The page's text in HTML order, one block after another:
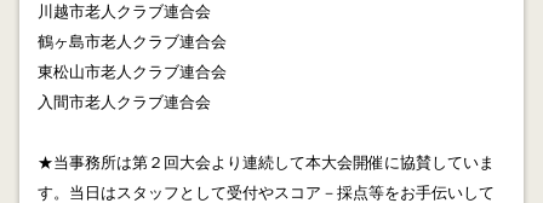
2012.09.04
熟年起業に行政書士は向いています
2012.09.02
2012.08.31
川越市老人クラブ連合会
鶴ヶ島市老人クラブ連合会
東松山市老人クラブ連合会
入間市老人クラブ連合会
★当事務所は第２回大会より連続して本大会開催に協賛していま
す。 当日はスタッフとして受付やスコア－採点等をお手伝いして